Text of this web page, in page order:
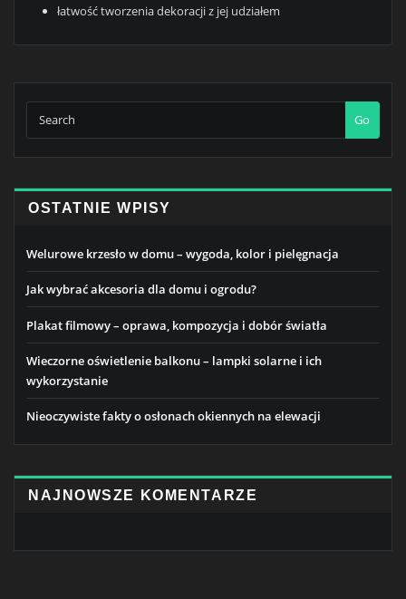
łatwość tworzenia dekoracji z jej udziałem
Go
OSTATNIE WPISY
Welurowe krzesło w domu – wygoda, kolor i pielęgnacja
Jak wybrać akcesoria dla domu i ogrodu?
Plakat filmowy – oprawa, kompozycja i dobór światła
Wieczorne oświetlenie balkonu – lampki solarne i ich
wykorzystanie
Nieoczywiste fakty o osłonach okiennych na elewacji
NAJNOWSZE KOMENTARZE